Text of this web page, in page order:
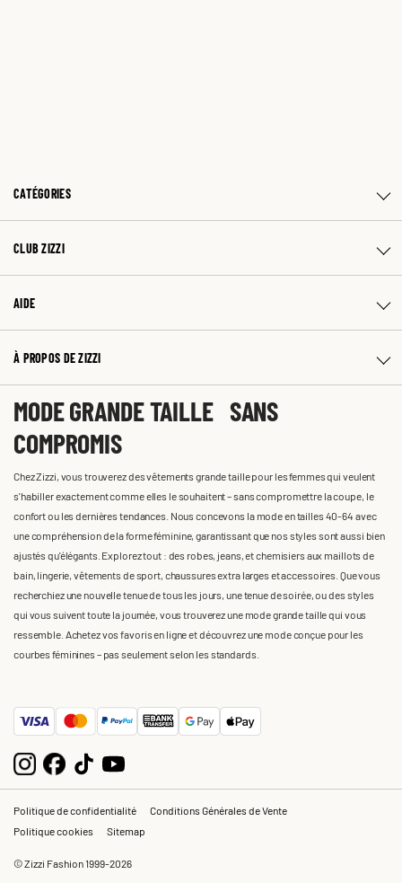
CATÉGORIES
CLUB ZIZZI
AIDE
À PROPOS DE ZIZZI
MODE GRANDE TAILLE SANS
COMPROMIS
Chez Zizzi, vous trouverez des vêtements grande taille pour les femmes qui veulent
s'habiller exactement comme elles le souhaitent – sans compromettre la coupe, le
confort ou les dernières tendances. Nous concevons la mode en tailles 40-64 avec
une compréhension de la forme féminine, garantissant que nos styles sont aussi bien
ajustés qu'élégants. Explorez tout : des robes, jeans, et chemisiers aux maillots de
bain, lingerie, vêtements de sport, chaussures extra larges et accessoires. Que vous
recherchiez une nouvelle tenue de tous les jours, une tenue de soirée, ou des styles
qui vous suivent toute la journée, vous trouverez une mode grande taille qui vous
ressemble. Achetez vos favoris en ligne et découvrez une mode conçue pour les
courbes féminines – pas seulement selon les standards.
Politique de confidentialité
Conditions Générales de Vente
Politique cookies
Sitemap
© Zizzi Fashion 1999-2026